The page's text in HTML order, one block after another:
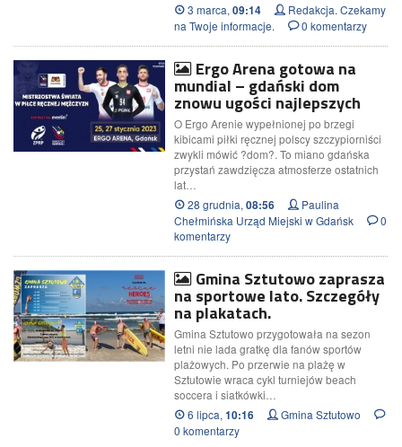
3 marca, 09:14
Redakcja. Czekamy
na Twoje informacje.
0 komentarzy
Ergo Arena gotowa na
mundial – gdański dom
znowu ugości najlepszych
O Ergo Arenie wypełnionej po brzegi
kibicami piłki ręcznej polscy szczypiorniści
zwykli mówić ?dom?. To miano gdańska
przystań zawdzięcza atmosferze ostatnich
lat…
28 grudnia, 08:56
Paulina
Chełmińska Urząd Miejski w Gdańsk
0
komentarzy
Gmina Sztutowo zaprasza
na sportowe lato. Szczegóły
na plakatach.
Gmina Sztutowo przygotowała na sezon
letni nie lada gratkę dla fanów sportów
plażowych. Po przerwie na plażę w
Sztutowie wraca cykl turniejów beach
soccera i siatkówki…
6 lipca, 10:16
Gmina Sztutowo
0 komentarzy